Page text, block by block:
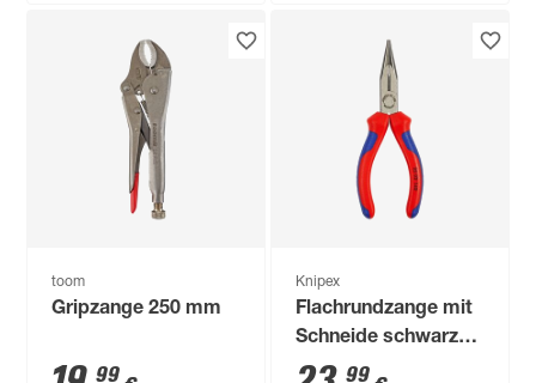
toom
Gripzange 250 mm
99
Knipex
Flachrundzange mit
Schneide schwarz
atramentiert 140
99